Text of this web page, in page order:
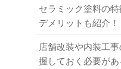
セラミック塗料の
デメリットも紹介！
店舗改装や内装工
握しておく必要があ